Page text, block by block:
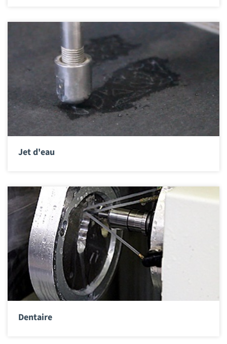
Jet d'eau
Dentaire